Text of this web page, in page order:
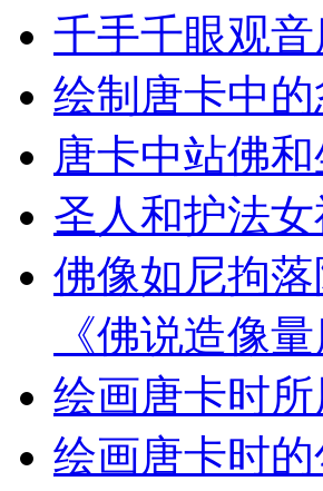
千手千眼观
绘制唐卡中
唐卡中站佛
圣人和护法
佛像如尼拘
《佛说造像量
绘画唐卡时
绘画唐卡时